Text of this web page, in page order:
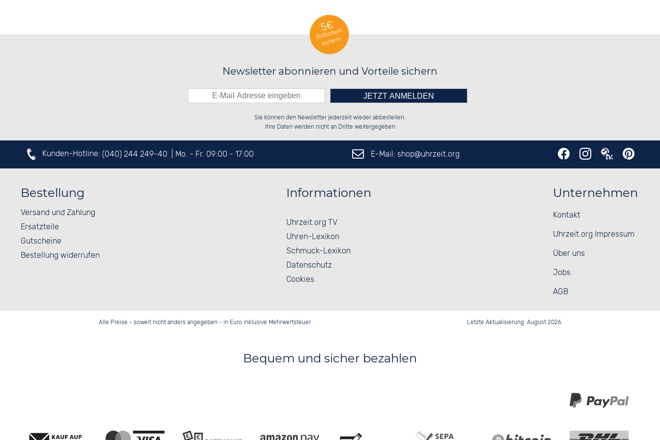
5€
Gutschein
sichern
Newsletter abonnieren und Vorteile sichern
██░░██░░██░░██░░██░░██░░██░░██░░
██████░░██░░██░░██████░░██████░░
██░░██░░██░░██░░░░░░██░░██░░██░░
Bitte tragen Sie die Zahl in
das nebenstehende Feld ein.
Sie können den Newsletter jederzeit wieder abbestellen.
Ihre Daten werden nicht an Dritte weitergegeben
Kunden-Hotline: (040) 244 249-40 | Mo. - Fr. 09:00 - 17:00 E-Mail: shop@uhrzeit.org
Bestellung
Versand und Zahlung
Ersatzteile
Gutscheine
Bestellung widerrufen
Informationen
Uhrzeit.org TV
Uhren-Lexikon
Schmuck-Lexikon
Datenschutz
Cookies
Unternehmen
Kontakt
Uhrzeit.org Impressum
Über uns
Jobs
AGB
Alle Preise - soweit nicht anders angegeben - in Euro inklusive Mehrwertsteuer Letzte Aktualisierung: August 2026
Bequem und sicher bezahlen